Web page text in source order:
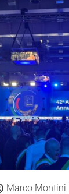
Marco Montini